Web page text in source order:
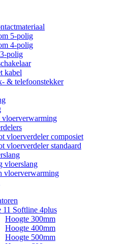
5-polig
4-polig
polig
kabel
& telefoonstekker
vloerverwarming
vloerverdeler composiet
vloerverdeler standaard
vloerslang
vloerverwarming
11 Softline 4plus
Hoogte 300mm
Hoogte 400mm
Hoogte 500mm